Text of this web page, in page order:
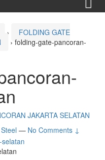
›
FOLDING GATE
› folding-gate-pancoran-
JAKARTA SELATAN
— No Comments ↓